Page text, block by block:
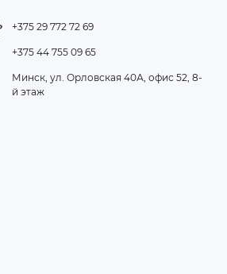
+375 29 772 72 69
+375 44 755 09 65
Минск, ул. Орловская 40А, офис 52, 8-
й этаж